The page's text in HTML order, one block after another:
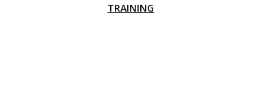
TRAINING